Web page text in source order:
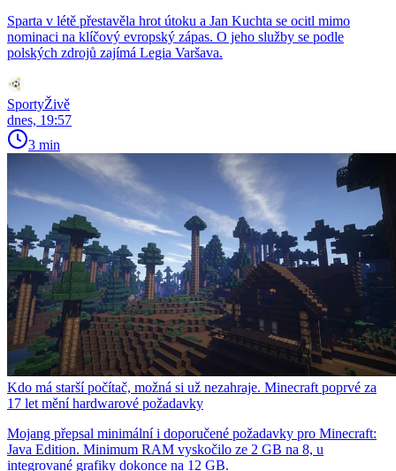
Sparta v létě přestavěla hrot útoku a Jan Kuchta se ocitl mimo
nominaci na klíčový evropský zápas. O jeho služby se podle
polských zdrojů zajímá Legia Varšava.
SportyŽivě
dnes, 19:57
3 min
Kdo má starší počítač, možná si už nezahraje. Minecraft poprvé za
17 let mění hardwarové požadavky
Mojang přepsal minimální i doporučené požadavky pro Minecraft:
Java Edition. Minimum RAM vyskočilo ze 2 GB na 8, u
integrované grafiky dokonce na 12 GB.